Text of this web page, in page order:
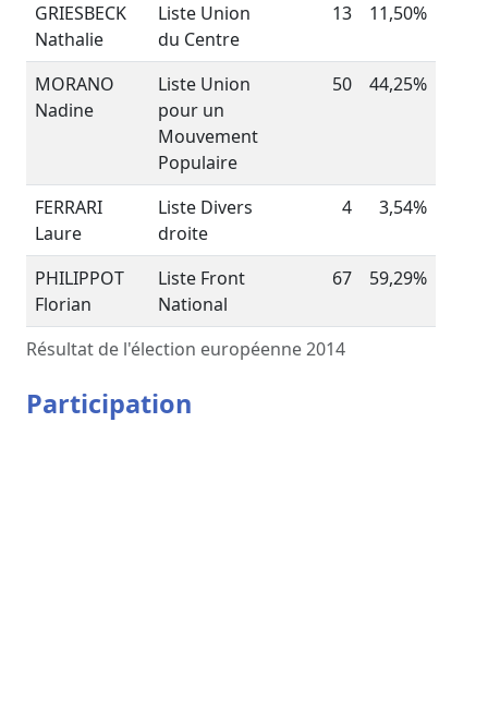
Résultat de l'élection européenne 2014
GRIESBECK
Nathalie
Liste Union
du Centre
13 11,50%
MORANO
Nadine
Liste Union
pour un
Mouvement
Populaire
50 44,25%
FERRARI
Laure
Liste Divers
droite
4 3,54%
PHILIPPOT
Florian
Liste Front
National
67 59,29%
Participation